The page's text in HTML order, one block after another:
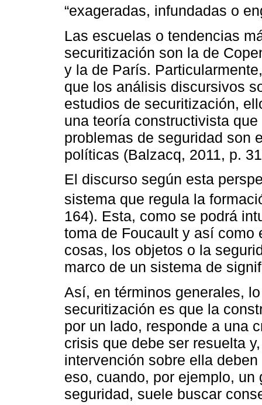
“exageradas, infundadas o
Las escuelas o tendencias
securitización son la de
y la de París.
que los análisis discursivos
estudios de securitización,
una teoría constructivista
problemas de seguridad son
políticas (Balzacq, 2011, p.
El discurso según esta
sistema que regula la
164). Esta, como se podrá
toma de Foucault y así como
cosas, los objetos o la
marco de un sistema de
Así, en términos generales,
securitización es que la
por un lado, responde a una
crisis que debe ser resuelta
intervención sobre ella
eso, cuando, por ejemplo,
seguridad, suele buscar